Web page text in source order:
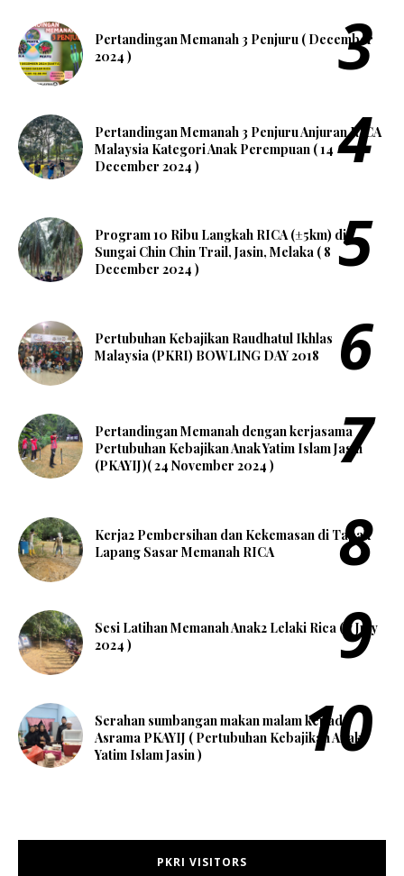
Pertandingan Memanah 3 Penjuru ( December
2024 )
Pertandingan Memanah 3 Penjuru Anjuran RICA
Malaysia Kategori Anak Perempuan ( 14
December 2024 )
Program 10 Ribu Langkah RICA (±5km) di
Sungai Chin Chin Trail, Jasin, Melaka ( 8
December 2024 )
Pertubuhan Kebajikan Raudhatul Ikhlas
Malaysia (PKRI) BOWLING DAY 2018
Pertandingan Memanah dengan kerjasama
Pertubuhan Kebajikan Anak Yatim Islam Jasin
(PKAYIJ)( 24 November 2024 )
Kerja2 Pembersihan dan Kekemasan di Tapak
Lapang Sasar Memanah RICA
Sesi Latihan Memanah Anak2 Lelaki Rica ( 7 July
2024 )
Serahan sumbangan makan malam kepada
Asrama PKAYIJ ( Pertubuhan Kebajikan Anak
Yatim Islam Jasin )
PKRI VISITORS